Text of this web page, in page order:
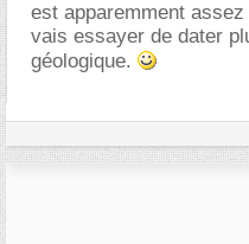
est apparemment
vais essayer de dater
géologique.